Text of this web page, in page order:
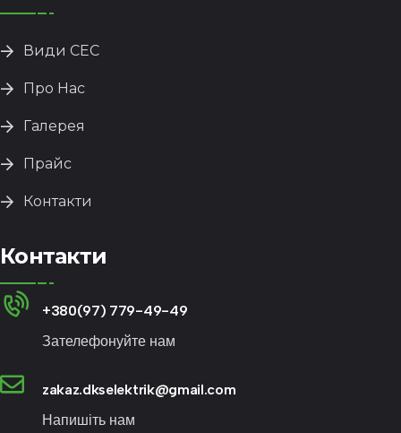
Види СЕС
Про Нас
Галерея
Прайс
Контакти
Контакти
+380(97) 779-49-49
Зателефонуйте нам
zakaz.dkselektrik@gmail.com
Напишіть нам